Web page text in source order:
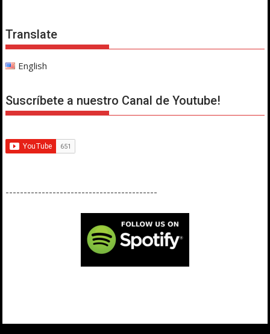
Translate
English
Suscríbete a nuestro Canal de Youtube!
------------------------------------------